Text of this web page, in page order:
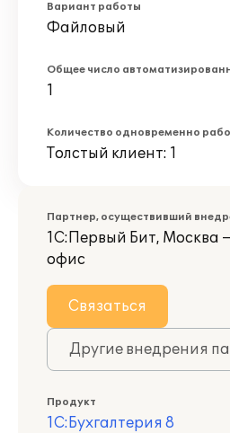
Вариант работы
Файловый
Общее число
1
Количество одновременно
Толстый клиент: 1
Партнер, осуществивший
1С:Первый Бит, Москва
офис
Связаться
Другие внедрения
Продукт
1С:Бухгалтерия 8